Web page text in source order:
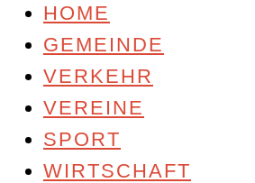
HOME
GEMEINDE
VERKEHR
VEREINE
SPORT
WIRTSCHAFT